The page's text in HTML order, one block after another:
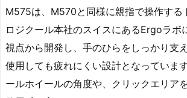
M575は、M570と同様に親指で操作する
ロジクール本社のスイスにあるErgoラボ
視点から開発し、手のひらをしっかり支
使用しても疲れにくい設計となっていま
ールホイールの角度や、クリックエリア